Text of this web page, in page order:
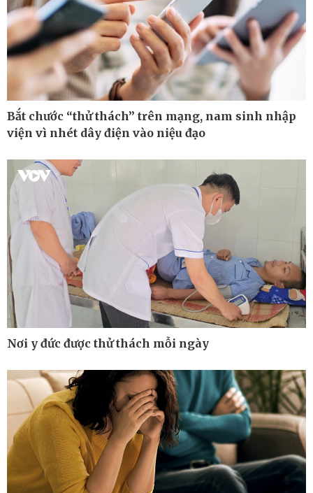
Kinh tế
Bất động sản
Khởi nghiệp
Thị trường
Giá vàng
Tiêu dùng
Tỷ giá
Chứng khoán
Giá cà phê
Bắt chước “thử thách” trên mạng, nam sinh nhập
viện vì nhét dây điện vào niệu đạo
Nơi y đức được thử thách mỗi ngày